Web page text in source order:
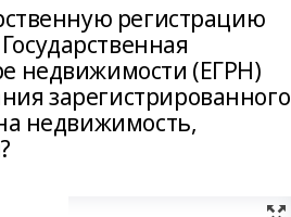
регистрацию
недвижимости (ЕГРН)
зарегистрированного
недвижимость,